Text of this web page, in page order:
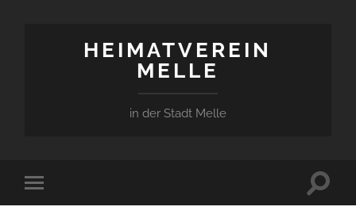
HEIMATVEREIN
MELLE
in der Stadt Melle
Mobile-
Menü